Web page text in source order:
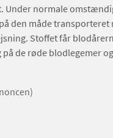
Under normale
den måde
Stoffet får
de røde blodlegemer